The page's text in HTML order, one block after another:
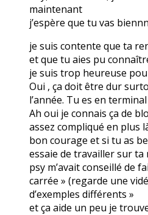
maintenant
j’espère que tu vas
je suis contente que ta
et que tu aies pu
je suis trop heureuse
Oui , ça doit être dur
l’année. Tu es en
Ah oui je connais ça de
assez compliqué en plus
bon courage et si tu as
essaie de travailler sur
psy m’avait conseillé de
carrée » (regarde une
d’exemples différents »
et ça aide un peu je